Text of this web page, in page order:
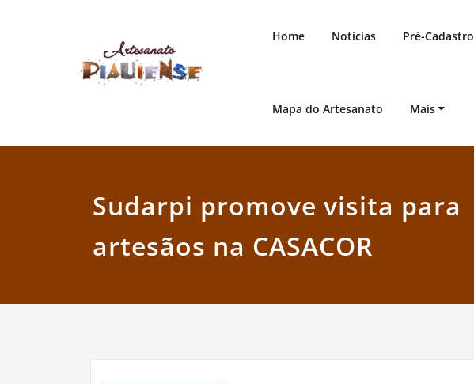
Home Notícias Pré-Cadastro
Mapa do Artesanato Mais
Sudarpi promove visita para
artesãos na CASACOR